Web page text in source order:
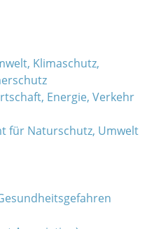
Klimaschutz,
Energie, Verkehr
für Naturschutz, Umwelt